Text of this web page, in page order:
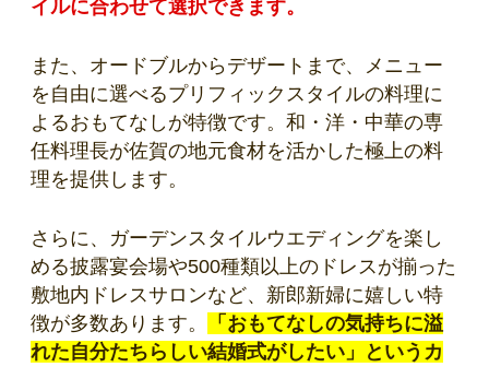
イルに合わせて選択できます。
また、オードブルからデザートまで、メニュー
を自由に選べるプリフィックスタイルの料理に
よるおもてなしが特徴です。和・洋・中華の専
任料理長が佐賀の地元食材を活かした極上の料
理を提供します。
さらに、ガーデンスタイルウエディングを楽し
める披露宴会場や500種類以上のドレスが揃った
敷地内ドレスサロンなど、新郎新婦に嬉しい特
徴が多数あります。
「おもてなしの気持ちに溢
れた自分たちらしい結婚式がしたい」というカ